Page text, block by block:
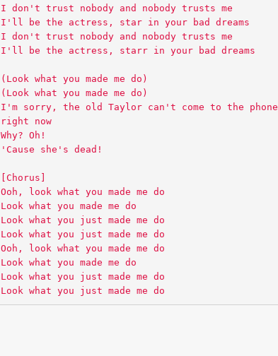
I don't trust nobody and nobody trusts me
I'll be the actress, star in your bad dreams
I don't trust nobody and nobody trusts me
I'll be the actress, starr in your bad dreams
(Look what you made me do)
(Look what you made me do)
I'm sorry, the old Taylor can't come to the phone
right now
Why? Oh!
'Cause she's dead!
[Chorus]
Ooh, look what you made me do
Look what you made me do
Look what you just made me do
Look what you just made me do
Ooh, look what you made me do
Look what you made me do
Look what you just made me do
Look what you just made me do